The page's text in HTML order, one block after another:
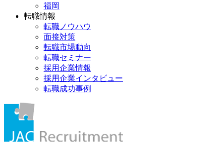
福岡
転職情報
転職ノウハウ
面接対策
転職市場動向
転職セミナー
採用企業情報
採用企業インタビュー
転職成功事例